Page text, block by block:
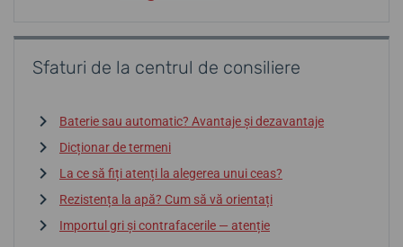
Sfaturi de la centrul de consiliere
Baterie sau automatic? Avantaje și dezavantaje
Dicționar de termeni
La ce să fiți atenți la alegerea unui ceas?
Rezistența la apă? Cum să vă orientați
Importul gri și contrafacerile — atenție